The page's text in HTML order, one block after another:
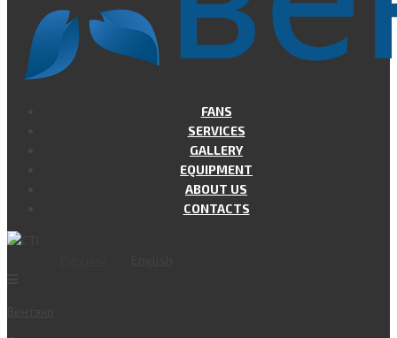
FANS
SERVICES
GALLERY
EQUIPMENT
ABOUT US
CONTACTS